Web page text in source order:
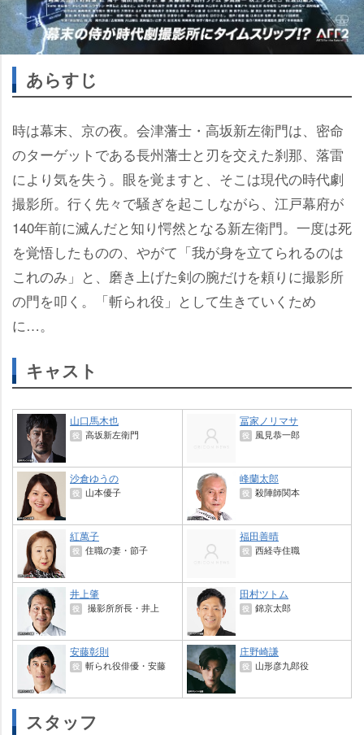
あらすじ
時は幕末、京の夜。会津藩士・高坂新左衛門は、密命
のターゲットである長州藩士と刃を交えた刹那、落雷
により気を失う。眼を覚ますと、そこは現代の時代劇
撮影所。行く先々で騒ぎを起こしながら、江戸幕府が
140年前に滅んだと知り愕然となる新左衛門。一度は死
を覚悟したものの、やがて「我が身を立てられるのは
これのみ」と、磨き上げた剣の腕だけを頼りに撮影所
の門を叩く。「斬られ役」として生きていくため
に…。
キャスト
山口馬木也
役 高坂新左衛門
冨家ノリマサ
役 風見恭一郎
沙倉ゆうの
役 山本優子
峰蘭太郎
役 殺陣師関本
紅萬子
役 住職の妻・節子
福田善晴
役 西経寺住職
井上肇
役 撮影所所長・井上
田村ツトム
役 錦京太郎
安藤彰則
役 斬られ役俳優・安藤
庄野崎謙
役 山形彦九郎役
スタッフ